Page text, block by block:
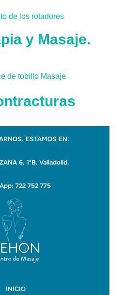
y Masaje.
ESTAMOS EN:
6, 1ºB. Valladolid.
722 752 775
INICIO